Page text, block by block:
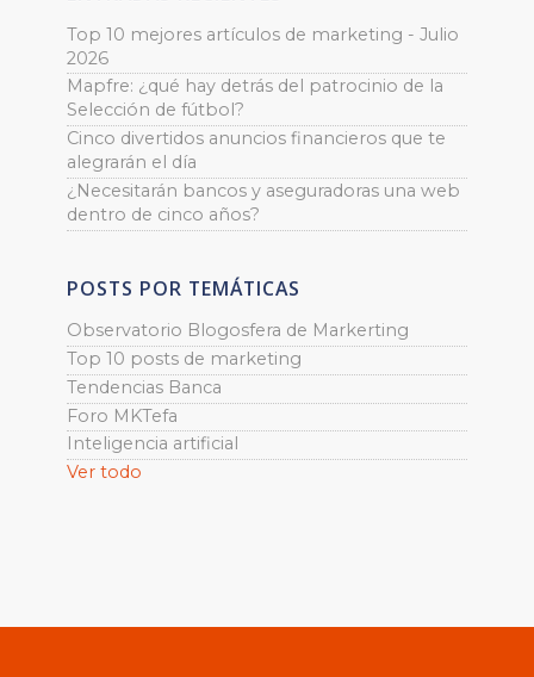
Top 10 mejores artículos de marketing - Julio
2026
Mapfre: ¿qué hay detrás del patrocinio de la
Selección de fútbol?
Cinco divertidos anuncios financieros que te
alegrarán el día
¿Necesitarán bancos y aseguradoras una web
dentro de cinco años?
POSTS POR TEMÁTICAS
Observatorio Blogosfera de Markerting
Top 10 posts de marketing
Tendencias Banca
Foro MKTefa
Inteligencia artificial
Ver todo